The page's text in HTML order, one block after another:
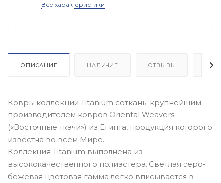
Все характеристики
ОПИСАНИЕ НАЛИЧИЕ ОТЗЫВЫ
Ковры коллекции Titanium сотканы крупнейшим
производителем ковров Oriental Weavers
(«Восточные ткачи») из Египта, продукция которого
известна во всём Мире.
Коллекция Titanium выполнена из
высококачественного полиэстера. Светлая серо-
бежевая цветовая гамма легко вписывается в